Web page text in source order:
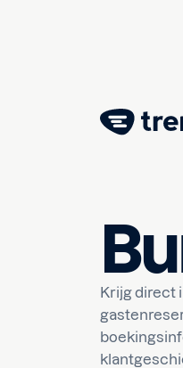
Krijg direct